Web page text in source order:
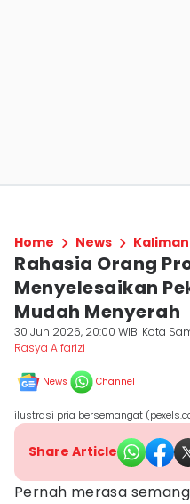
Home News
Rahasia Orang
Menyelesaikan
Mudah Menyerah
30 Jun 2026, 20:00 WIB Kota
Rasya Alfarizi
News Channel
ilustrasi pria bersemangat
Share Article
Pernah merasa